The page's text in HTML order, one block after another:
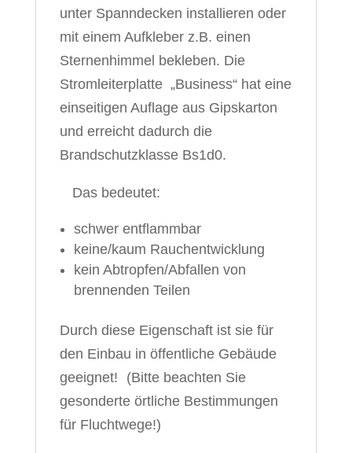
unter Spanndecken installieren oder
mit einem Aufkleber z.B. einen
Sternenhimmel bekleben. Die
Stromleiterplatte „Business“ hat eine
einseitigen Auflage aus Gipskarton
und erreicht dadurch die
Brandschutzklasse Bs1d0.
Das bedeutet:
schwer entflammbar
keine/kaum Rauchentwicklung
kein Abtropfen/Abfallen von
brennenden Teilen
Durch diese Eigenschaft ist sie für
den Einbau in öffentliche Gebäude
geeignet! (Bitte beachten Sie
gesonderte örtliche Bestimmungen
für Fluchtwege!)